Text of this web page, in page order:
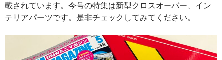
載されています。今号の特集は新型クロスオーバー、イン
テリアパーツです。是非チェックしてみてください。